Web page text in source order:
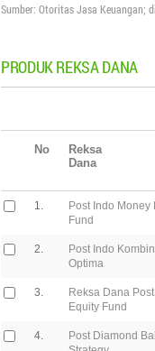
Sumber: Otoritas Jasa Keuangan;
PRODUK REKSA DANA
No
Reksa
1.
Post Indo Money
Fund
2.
Post Indo
Optima
3.
Reksa Dana
Equity Fund
4.
Post Diamond